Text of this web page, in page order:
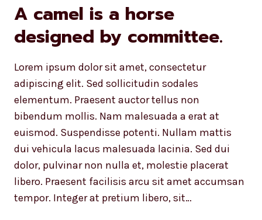
A camel is a horse
designed by committee.
Lorem ipsum dolor sit amet, consectetur
adipiscing elit. Sed sollicitudin sodales
elementum. Praesent auctor tellus non
bibendum mollis. Nam malesuada a erat at
euismod. Suspendisse potenti. Nullam mattis
dui vehicula lacus malesuada lacinia. Sed dui
dolor, pulvinar non nulla et, molestie placerat
libero. Praesent facilisis arcu sit amet accumsan
tempor. Integer at pretium libero, sit…